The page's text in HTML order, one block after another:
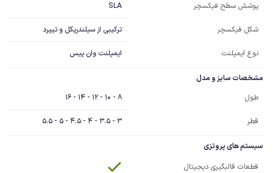
پوشش سطح فیکسچر SLA
شکل فیکسچر ترکیبی از سیلندریکل و تیپرد
نوع ایمپلنت ایمپلنت وان پیس
مشخصات سایز و مدل
طول
8 - 10 - 12 - 14 - 16
قطر 3 - 3.5 - 4 - 4.5 - 5 - 5.5
سیستم های پروتزی
قطعات قالبگیری دیجیتال